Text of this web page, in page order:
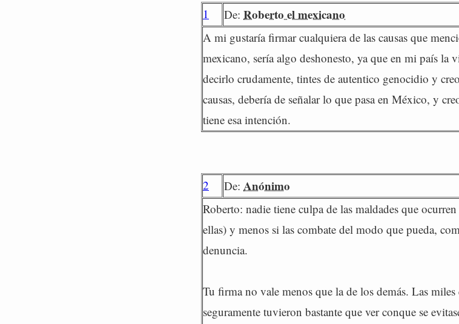
1 De: Roberto el mexicano
A mi gustaría firmar cualquiera de las causas que
mexicano, sería algo deshonesto, ya que en mi país la
decirlo crudamente, tintes de autentico genocidio y
causas, debería de señalar lo que pasa en México, y
tiene esa intención.
2 De: Anónimo
Roberto: nadie tiene culpa de las maldades que
ellas) y menos si las combate del modo que pueda,
denuncia.
Tu firma no vale menos que la de los demás. Las
seguramente tuvieron bastante que ver conque se